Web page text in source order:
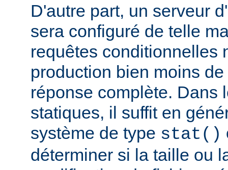
D'autre part, un serveur
sera configuré de telle
requêtes conditionnelles
production bien moins
réponse complète. Dans
statiques, il suffit en
système de type stat()
déterminer si la taille ou